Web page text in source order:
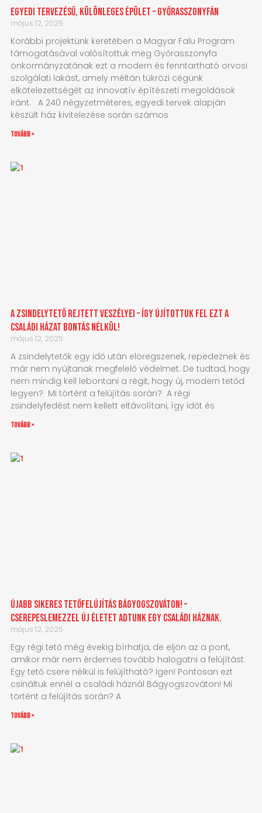
Egyedi tervezésű, különleges épület – Győrasszonyfán
május 12, 2025
Korábbi projektünk keretében a Magyar Falu Program
támogatásával valósítottuk meg Győrasszonyfa
önkormányzatának ezt a modern és fenntartható orvosi
szolgálati lakást, amely méltán tükrözi cégünk
elkötelezettségét az innovatív építészeti megoldások
iránt. A 240 négyzetméteres, egyedi tervek alapján
készült ház kivitelezése során számos
tovább »
A zsindelytető rejtett veszélyei – Így újítottuk fel ezt a
családi házat bontás nélkül!
május 12, 2025
A zsindelytetők egy idő után elöregszenek, repedeznek és
már nem nyújtanak megfelelő védelmet. De tudtad, hogy
nem mindig kell lebontani a régit, hogy új, modern tetőd
legyen? Mi történt a felújítás során? A régi
zsindelyfedést nem kellett eltávolítani, így időt és
tovább »
Újabb sikeres tetőfelújítás Bágyogszováton! –
Cserepeslemezzel új életet adtunk egy családi háznak.
május 12, 2025
Egy régi tető még évekig bírhatja, de eljön az a pont,
amikor már nem érdemes tovább halogatni a felújítást.
Egy tető csere nélkül is felújítható? Igen! Pontosan ezt
csináltuk ennél a családi háznál Bágyogszováton! Mi
történt a felújítás során? A
tovább »